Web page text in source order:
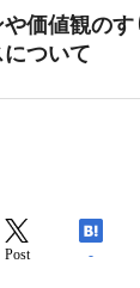
や価値観の
ついて
Post -